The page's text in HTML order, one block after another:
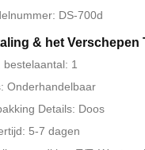
DS-700d
& het Verschepen
bestelaantal: 1
Onderhandelbaar
Details: Doos
5-7 dagen